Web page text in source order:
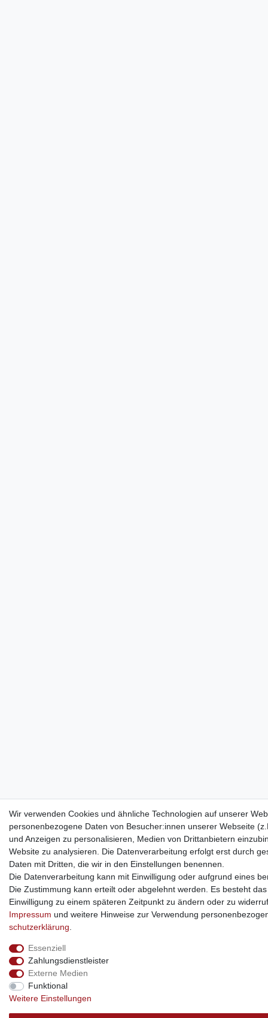
Wir verwenden Cookies und ähnliche Technologien auf unserer
personenbezogene Daten von Besucher:innen unserer Webseite
und Anzeigen zu personalisieren, Medien von Drittanbietern
Website zu analysieren. Die Datenverarbeitung erfolgt erst durch
Daten mit Dritten, die wir in den Einstellungen benennen.
Die Datenverarbeitung kann mit Einwilligung oder aufgrund eines
Die Zustimmung kann erteilt oder abgelehnt werden. Es besteht
Einwilligung zu einem späteren Zeitpunkt zu ändern oder zu
Impressum und weitere Hinweise zur Verwendung
schutz­erklärung
Essenziell
Zahlungsdienstleister
Externe Medien
Funktional
Weitere Einstellungen